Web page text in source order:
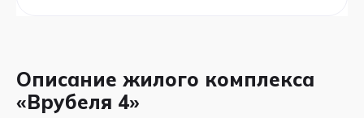
Описание жилого комплекса
«Врубеля 4»